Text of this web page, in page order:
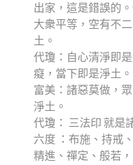
出家，這是錯誤的
大衆平等，空有不
土。
代瓊：自心清淨即
癡，當下即是淨土。
富美：諸惡莫做，
淨土。
代瓊： 三法印 就是
六度 ：布施、持戒
精進、禪定、般若